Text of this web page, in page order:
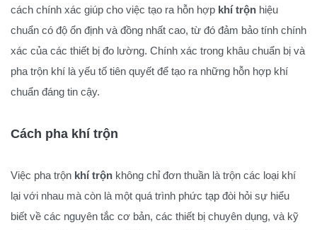
cách chính xác giúp cho việc tạo ra hỗn hợp khí trộn hiệu
chuẩn có độ ổn định và đồng nhất cao, từ đó đảm bảo tính chính
xác của các thiết bị đo lường. Chính xác trong khâu chuẩn bị và
pha trộn khí là yếu tố tiên quyết để tạo ra những hỗn hợp khí
chuẩn đáng tin cậy.
Cách pha khí trộn
Việc pha trộn khí trộn không chỉ đơn thuần là trộn các loại khí
lại với nhau mà còn là một quá trình phức tạp đòi hỏi sự hiểu
biết về các nguyên tắc cơ bản, các thiết bị chuyên dụng, và kỹ